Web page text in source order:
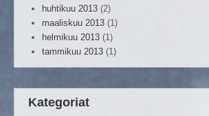
huhtikuu 2013 (2)
maaliskuu 2013 (1)
helmikuu 2013 (1)
tammikuu 2013 (1)
Kategoriat